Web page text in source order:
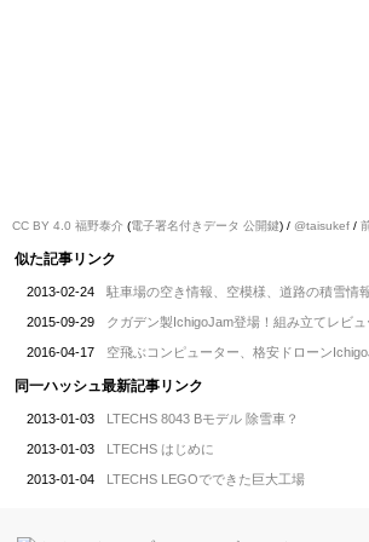
CC BY 4.0 福野泰介 (電子署名付きデータ 公開鍵) / @taisukef /
似た記事リンク
2013-02-24 駐車場の空き情報、空模様、道路の積雪情
2015-09-29 クガデン製IchigoJam登場！組み立てレビ
2016-04-17 空飛ぶコンピューター、格安ドローン
同一ハッシュ最新記事リンク
2013-01-03 LTECHS 8043 Bモデル 除雪車？
2013-01-03 LTECHS はじめに
2013-01-04 LTECHS LEGOでできた巨大工場